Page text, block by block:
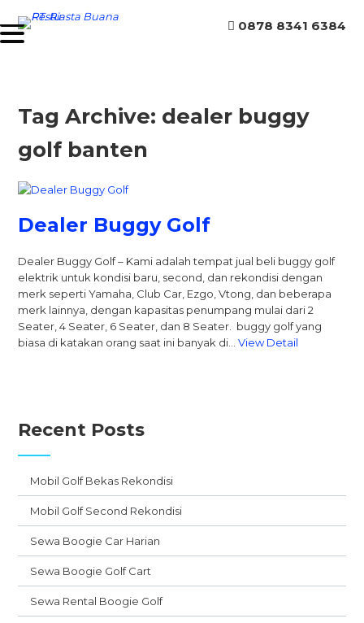
0878 8341 6384
Tag Archive: dealer buggy
golf banten
Dealer Buggy Golf
Dealer Buggy Golf – Kami adalah tempat jual beli buggy golf
elektrik untuk kondisi baru, second, dan rekondisi dengan
merk seperti Yamaha, Club Car, Ezgo, Vtong, dan beberapa
merk lainnya, dengan kapasitas penumpang mulai dari 2
Seater, 4 Seater, 6 Seater, dan 8 Seater. buggy golf yang
biasa di katakan orang saat ini banyak di…View Detail
Recent Posts
Mobil Golf Bekas Rekondisi
Mobil Golf Second Rekondisi
Sewa Boogie Car Harian
Sewa Boogie Golf Cart
Sewa Rental Boogie Golf